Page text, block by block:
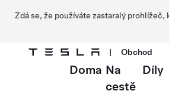
Zdá se, že používáte zastaralý
Přejít na hlavní obsah
| Obchod
Doma Na
cestě
Díly